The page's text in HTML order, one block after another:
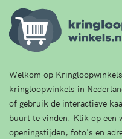
Welkom op
kringloopwinkels in
of gebruik de interactieve
buurt te vinden. Klik op een
openingstijden, foto's en